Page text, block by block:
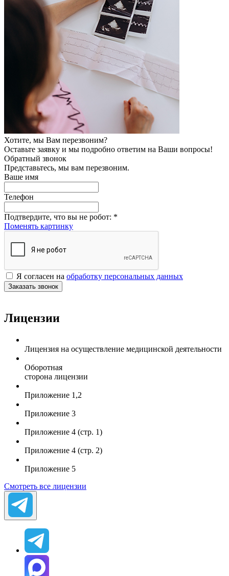
Хотите, мы Вам перезвоним?
Оставьте заявку и мы подробно ответим на Ваши вопросы!
Обратный звонок
Представьтесь, мы вам перезвоним.
Ваше имя
Телефон
Подтвердите, что вы не робот: *
Поменять картинку
Я согласен на обработку персональных данных
Заказать звонок
Лицензии
Лицензия на осуществление медицинской деятельности
Оборотная
сторона лицензии
Приложение 1,2
Приложение 3
Приложение 4 (стр. 1)
Приложение 4 (стр. 2)
Приложение 5
Смотреть все лицензии